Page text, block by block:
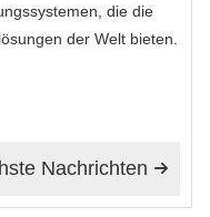
die die
der Welt bieten.

Nachrichten